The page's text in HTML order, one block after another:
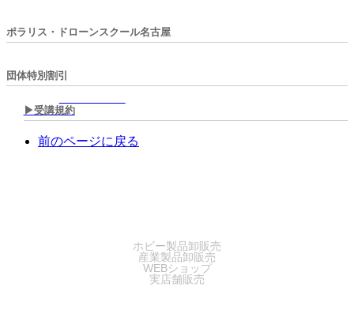
ポラリス・ドローンスクール名古屋
団体特別割引
▶︎受講規約
前のページに戻る
ホビー製品卸販売
産業製品卸販売
WEBショップ
実店舗販売